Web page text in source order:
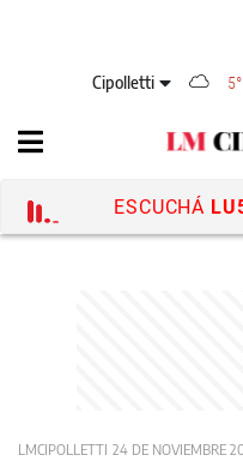
Cipolletti 5°
ESCUCHÁ
LMCIPOLLETTI 24 DE NOVIEMBRE